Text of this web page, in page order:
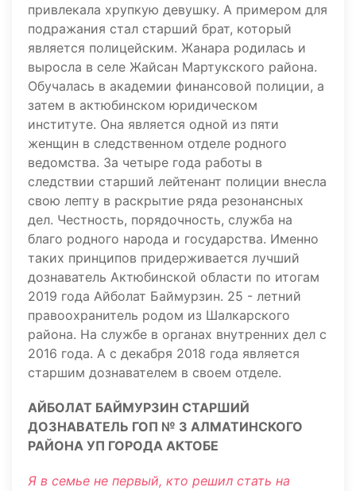
привлекала хрупкую девушку. А примером для
подражания стал старший брат, который
является полицейским. Жанара родилась и
выросла в селе Жайсан Мартукского района.
Обучалась в академии финансовой полиции, а
затем в актюбинском юридическом
институте. Она является одной из пяти
женщин в следственном отделе родного
ведомства. За четыре года работы в
следствии старший лейтенант полиции внесла
свою лепту в раскрытие ряда резонансных
дел. Честность, порядочность, служба на
благо родного народа и государства. Именно
таких принципов придерживается лучший
дознаватель Актюбинской области по итогам
2019 года Айболат Баймурзин. 25 - летний
правоохранитель родом из Шалкарского
района. На службе в органах внутренних дел с
2016 года. А с декабря 2018 года является
старшим дознавателем в своем отделе.
АЙБОЛАТ БАЙМУРЗИН СТАРШИЙ
ДОЗНАВАТЕЛЬ ГОП № 3 АЛМАТИНСКОГО
РАЙОНА УП ГОРОДА АКТОБЕ
Я в семье не первый, кто решил стать на